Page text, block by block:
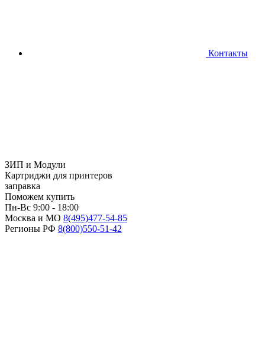
Контакты
ЗИП и Модули
Картриджи для принтеров
заправка
Поможем купить
Пн-Вс 9:00 - 18:00
Москва и МО 8(495)477-54-85
Регионы РФ 8(800)550-51-42